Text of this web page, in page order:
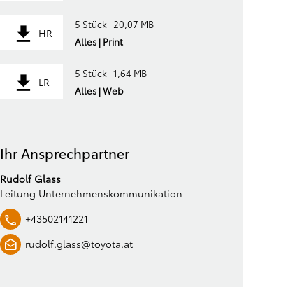
HR
5 Stück | 20,07 MB
Alles | Print
LR
5 Stück | 1,64 MB
Alles | Web
Ihr Ansprechpartner
Rudolf Glass
Leitung Unternehmenskommunikation
+43502141221
rudolf.glass@toyota.at